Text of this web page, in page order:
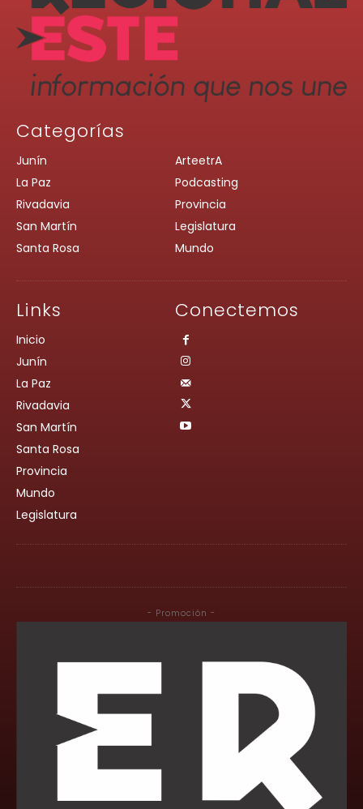
Categorías
Junín
La Paz
Rivadavia
San Martín
Santa Rosa
ArteetrA
Podcasting
Provincia
Legislatura
Mundo
Links
Inicio
Junín
La Paz
Rivadavia
San Martín
Santa Rosa
Provincia
Mundo
Legislatura
Conectemos
- Promoción -